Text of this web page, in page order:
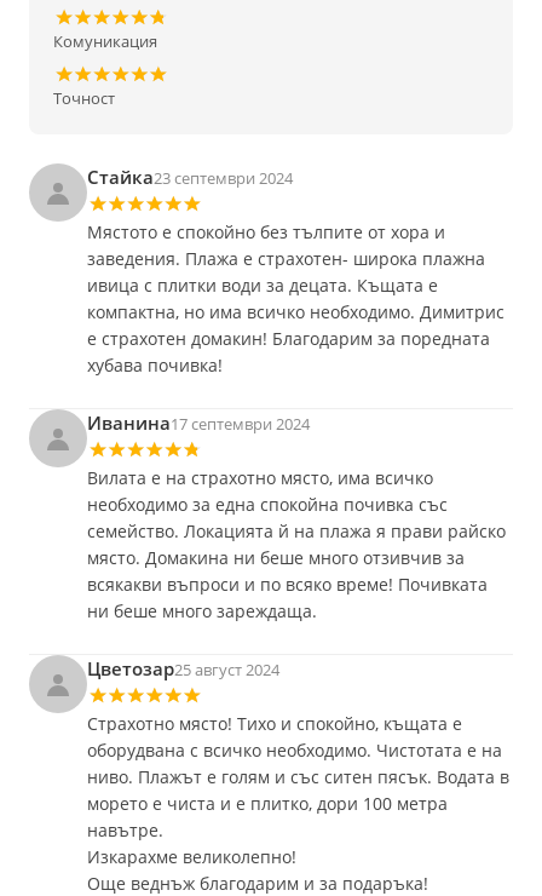
Комуникация
Точност
Стайка23 септември 2024
Мястото е спокойно без тълпите от хора и
заведения. Плажа е страхотен- широка плажна
ивица с плитки води за децата. Къщата е
компактна, но има всичко необходимо. Димитрис
е страхотен домакин! Благодарим за поредната
хубава почивка!
Иванина17 септември 2024
Вилата е на страхотно място, има всичко
необходимо за една спокойна почивка със
семейство. Локацията й на плажа я прави райско
място. Домакина ни беше много отзивчив за
всякакви въпроси и по всяко време! Почивката
ни беше много зареждаща.
Цветозар25 август 2024
Страхотно място! Тихо и спокойно, къщата е
оборудвана с всичко необходимо. Чистотата е на
ниво. Плажът е голям и със ситен пясък. Водата в
морето е чиста и е плитко, дори 100 метра
навътре.
Изкарахме великолепно!
Още веднъж благодарим и за подаръка!